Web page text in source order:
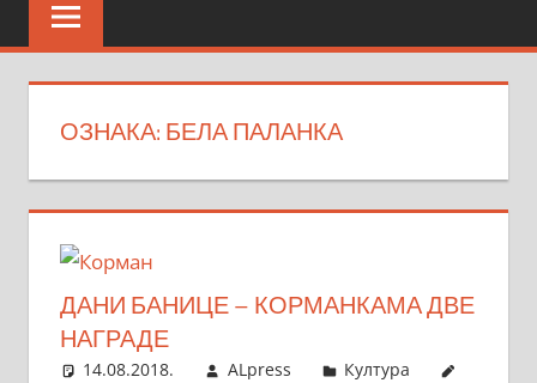
ОЗНАКА:БЕЛА ПАЛАНКА
ДАНИ БАНИЦЕ – КОРМАНКАМА ДВЕ
НАГРАДЕ
14.08.2018. ALpress
Култура